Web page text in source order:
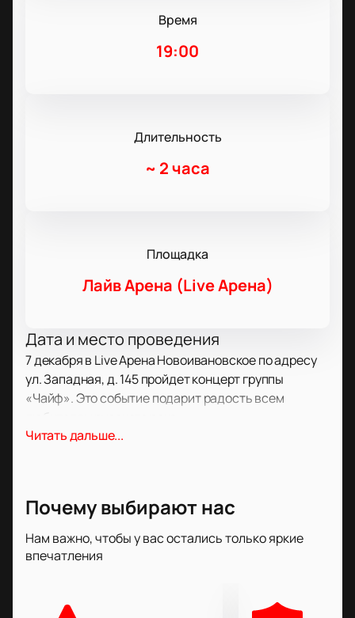
Время
19:00
Длительность
~ 2 часа
Площадка
Лайв Арена (Live Арена)
Дата и место проведения
7 декабря в Live Арена Новоивановское по адресу
ул. Западная, д. 145 пройдет концерт группы
«Чайф». Это событие подарит радость всем
О концерте
удивят своим узнаваемым стилем и настроением,
ставшими символом группы. Гости услышат
любимые песни и новые треки, почувствуют
атмосферу оранжевого позитива — фирменного
Билеты на концерт группы «Чайф»
Читать дальше...
Почему выбирают нас
Нам важно, чтобы у вас остались только яркие
впечатления